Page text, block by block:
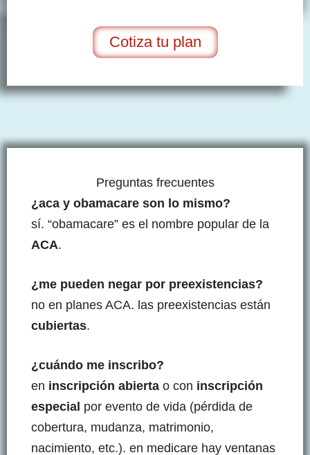
Cotiza tu plan
Preguntas frecuentes
¿aca y obamacare son lo mismo?
sí. “obamacare” es el nombre popular de la
ACA.
¿me pueden negar por preexistencias?
no en planes ACA. las preexistencias están
cubiertas.
¿cuándo me inscribo?
en inscripción abierta o con inscripción
especial por evento de vida (pérdida de
cobertura, mudanza, matrimonio,
nacimiento, etc.). en medicare hay ventanas